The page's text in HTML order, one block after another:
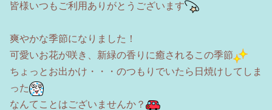
皆様いつもご利用ありがとうございます
爽やかな季節になりました！
可愛いお花が咲き、新緑の香りに癒されるこの季節
ちょっとお出かけ・・・のつもりでいたら日焼けしてしま
った
なんてことはございませんか？